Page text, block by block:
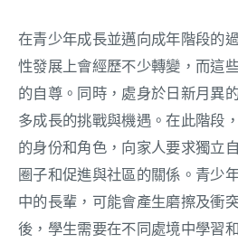
在青少年成長並邁向成年階段的
性發展上會經歷不少轉變，而這
的自尊。同時，處身於日新月異
多成長的挑戰與機遇。在此階段
的身份和角色，向家人要求獨立
圈子和促進與社區的關係。青少
中的長輩，可能會產生磨擦及衝
後，學生需要在不同處境中學習